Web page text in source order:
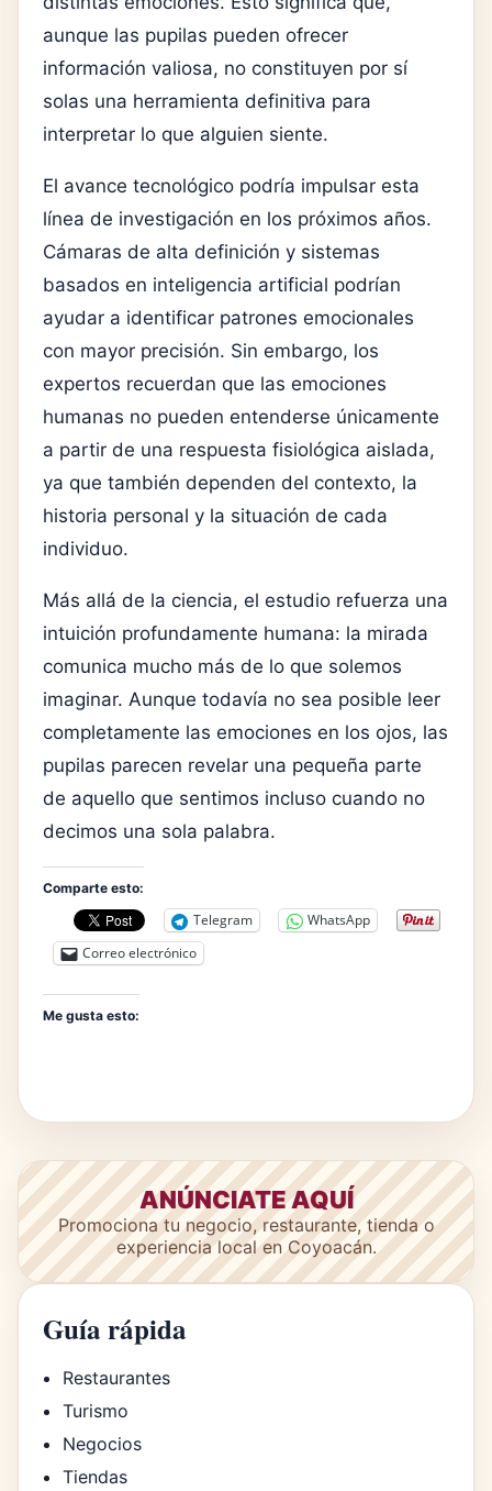
aunque las pupilas pueden ofrecer
información valiosa, no constituyen por sí
solas una herramienta definitiva para
interpretar lo que alguien siente.
El avance tecnológico podría impulsar esta
línea de investigación en los próximos años.
Cámaras de alta definición y sistemas
basados en inteligencia artificial podrían
ayudar a identificar patrones emocionales
con mayor precisión. Sin embargo, los
expertos recuerdan que las emociones
humanas no pueden entenderse únicamente
a partir de una respuesta fisiológica aislada,
ya que también dependen del contexto, la
historia personal y la situación de cada
individuo.
Más allá de la ciencia, el estudio refuerza una
intuición profundamente humana: la mirada
comunica mucho más de lo que solemos
imaginar. Aunque todavía no sea posible leer
completamente las emociones en los ojos, las
pupilas parecen revelar una pequeña parte
de aquello que sentimos incluso cuando no
decimos una sola palabra.
Comparte esto:
Telegram
WhatsApp
Correo electrónico
Me gusta esto:
ANÚNCIATE AQUÍ
Promociona tu negocio, restaurante, tienda o
experiencia local en Coyoacán.
Guía rápida
Restaurantes
Turismo
Negocios
Tiendas